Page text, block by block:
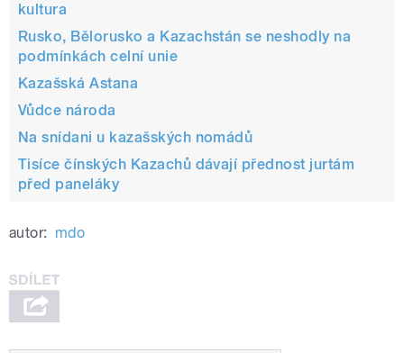
kultura
Rusko, Bělorusko a Kazachstán se neshodly na
podmínkách celní unie
Kazašská Astana
Vůdce národa
Na snídani u kazašských nomádů
Tisíce čínských Kazachů dávají přednost jurtám
před paneláky
autor: mdo